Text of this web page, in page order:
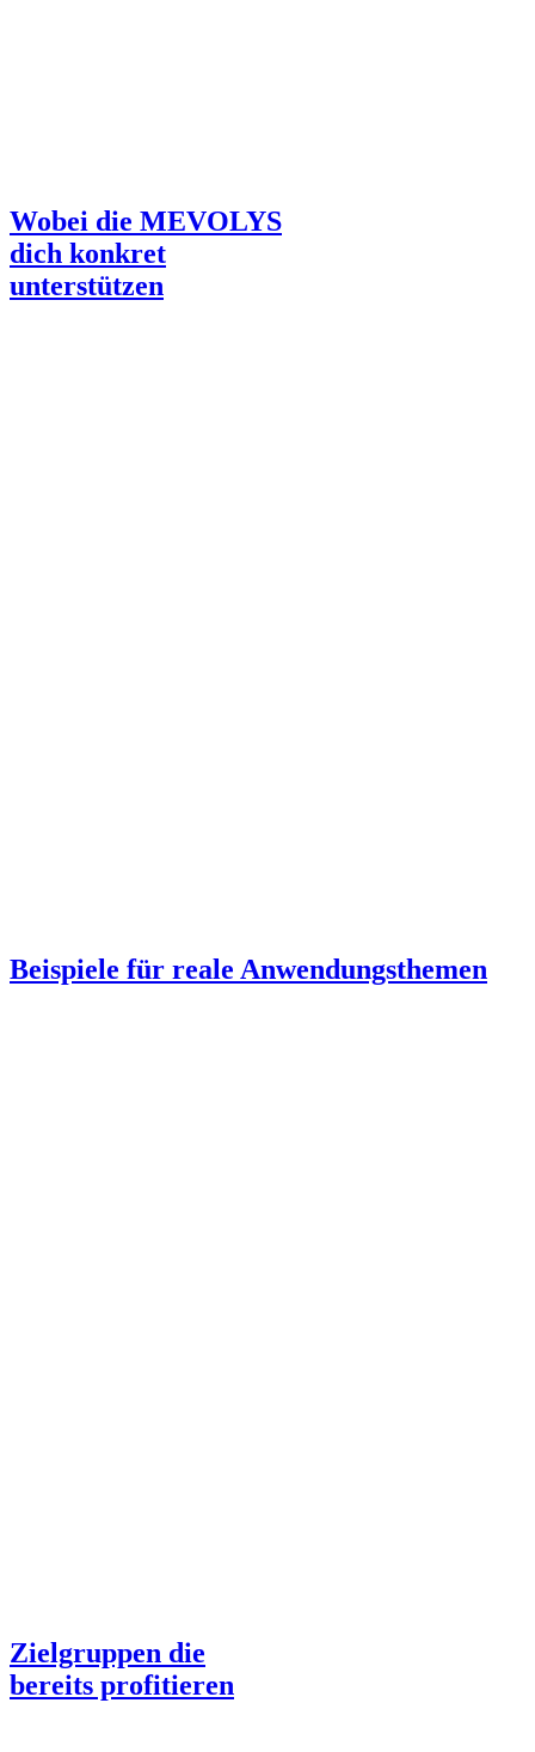
Wobei die MEVOLYS
dich konkret
unterstützen
Beispiele für reale Anwendungsthemen
Zielgruppen die
bereits profitieren